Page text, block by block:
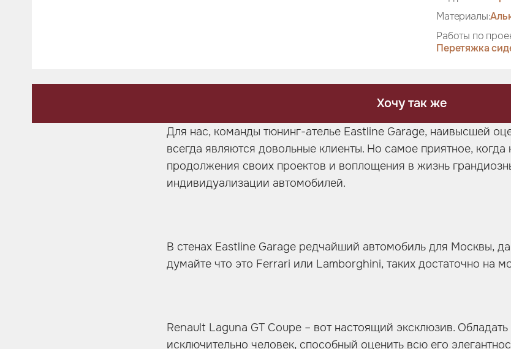
Материалы:
Работы по
Перетяжка
Хочу так же
Для нас, команды тюнинг-ателье Eastline Garage, наивысшей
всегда являются довольные клиенты. Но самое приятное,
продолжения своих проектов и воплощения в жизнь
индивидуализации автомобилей.
В стенах Eastline Garage редчайший автомобиль для Москвы, да
думайте что это Ferrari или Lamborghini, таких достаточно на
Renault Laguna GT Coupe – вот настоящий эксклюзив.
исключительно человек, способный оценить всю его